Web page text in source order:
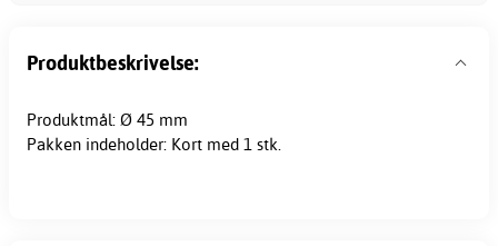
Produktbeskrivelse:
Produktmål: Ø 45 mm
Pakken indeholder: Kort med 1 stk.